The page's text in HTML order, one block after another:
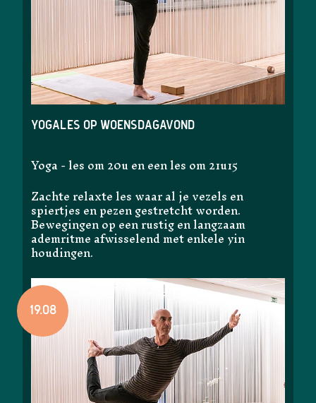
Yogales op woensdagavond
Yoga - les om 20u en een les om 21u15
Zachte relaxte les waar al je vezels en
spiertjes en pezen gestretcht worden.
Bewegingen op een rustig en langzaam
ademritme afwisselend met enkele yin
houdingen.
19.08